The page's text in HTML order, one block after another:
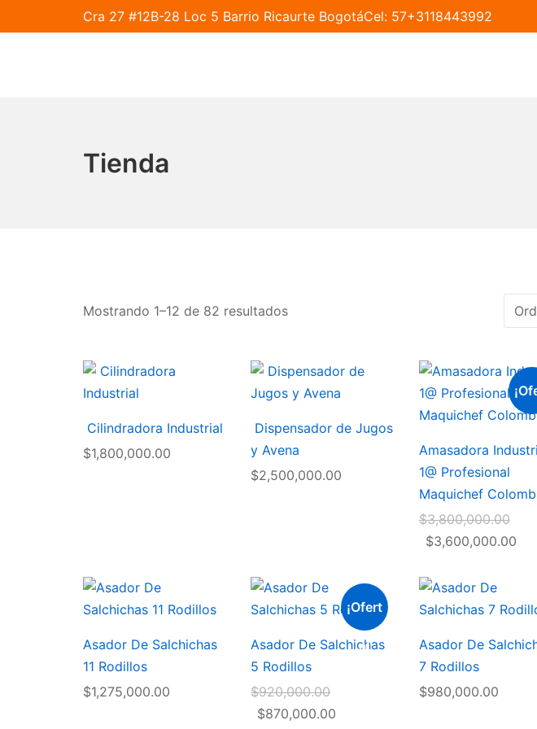
al
Cra 27 #12B-28 Loc 5 Barrio Ricaurte BogotáCel: 57+3118443992
Tienda
Mostrando 1–12 de 82 resultados
Cilindradora Industrial
$1,800,000.00
Dispensador de Jugos
y Avena
$2,500,000.00
Amasadora
1@ Profesional
Maquichef
$3,800,000.00
price
$3,600,000.00
Asador De Salchichas
11 Rodillos
$1,275,000.00
¡Ofert
a!
Asador De Salchichas
5 Rodillos
$920,000.00Original
price
$870,000.00
Asador De
7 Rodillos
$980,000.00